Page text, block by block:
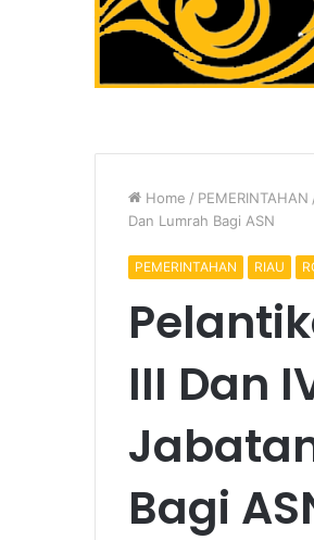
Home / PEMERINTAHAN
Dan Lumrah Bagi ASN
PEMERINTAHAN RIAU
III Dan
Bagi